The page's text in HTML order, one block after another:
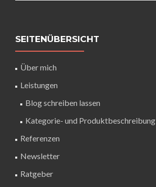
SEITENÜBERSICHT
Über mich
Leistungen
Blog schreiben lassen
Kategorie- und Produktbeschreibung
Referenzen
Newsletter
Ratgeber